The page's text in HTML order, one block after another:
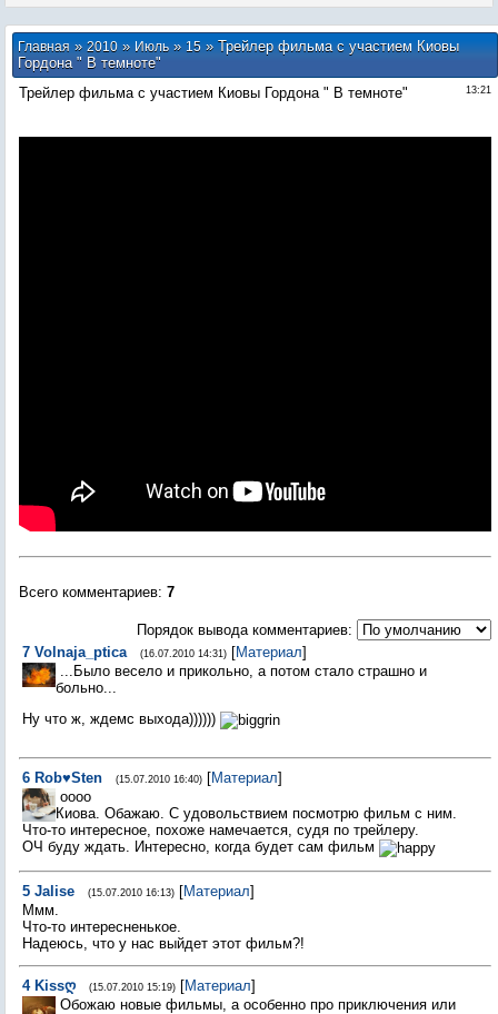
Главная»2010 » Июль » 15» Трейлер фильма с участием Киовы
Гордона " В темноте"
13:21
Трейлер фильма с участием Киовы Гордона " В темноте"
Всего комментариев: 7
Порядок вывода комментариев:
7 Volnaja_ptica (16.07.2010 14:31) [Материал]
...Было весело и прикольно, а потом стало страшно и
больно...
Ну что ж, ждемс выхода))))))
6 Rob♥Sten (15.07.2010 16:40) [Материал]
оооо
Киова. Обажаю. С удовольствием посмотрю фильм с ним.
Что-то интересное, похоже намечается, судя по трейлеру.
ОЧ буду ждать. Интересно, когда будет сам фильм
5 Jalise (15.07.2010 16:13) [Материал]
Ммм.
Что-то интересненькое.
Надеюсь, что у нас выйдет этот фильм?!
4 Kissღ (15.07.2010 15:19) [Материал]
Обожаю новые фильмы, а особенно про приключения или